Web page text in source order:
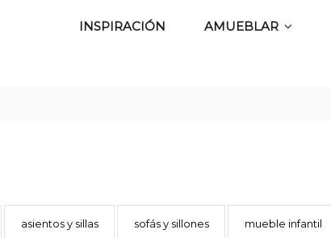
INSPIRACIÓN AMUEBLAR
asientos y sillas sofás y sillones mueble infantil